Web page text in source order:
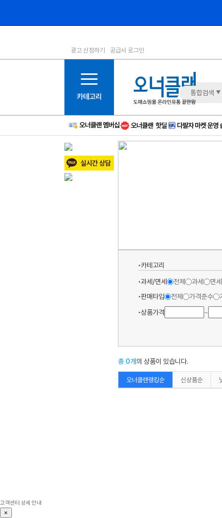
1등급
6등급
11등급
12등급
15등급
16등급
17등급
신규
주의
광고 신청하기 공급사 로그인
통합검색
카테고리
과세/면세
전체 과세
면세
판매타입
전체 가격준수
상품가격
~
총 0개의 상품이 있습니다.
오너클랜랭킹순 신상품순